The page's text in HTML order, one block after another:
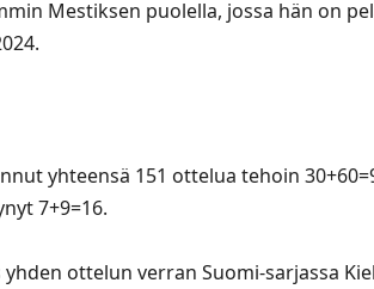
Mestiksen puolella, jossa hän on
yhteensä 151 ottelua tehoin
7+9=16.
ottelun verran Suomi-sarjassa